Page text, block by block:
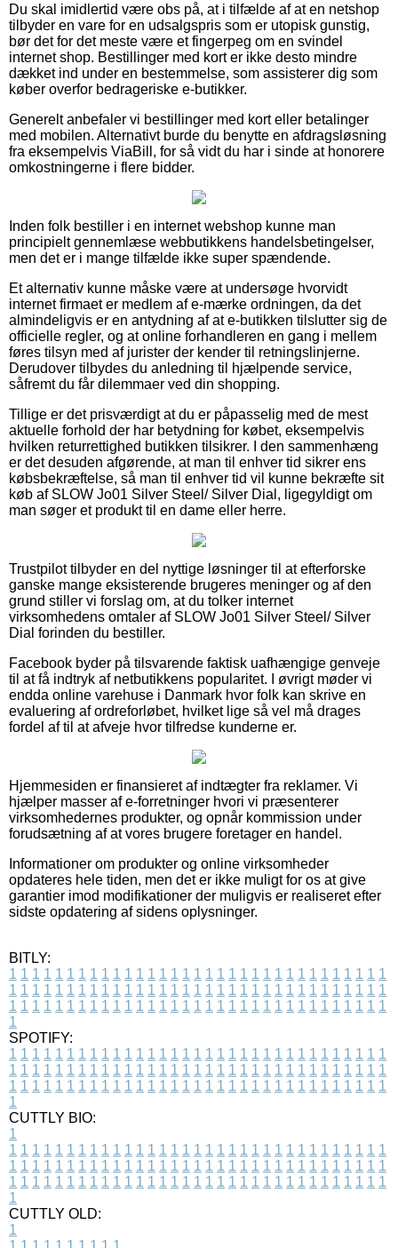
Du skal imidlertid være obs på, at i tilfælde af at en netshop
tilbyder en vare for en udsalgspris som er utopisk gunstig,
bør det for det meste være et fingerpeg om en svindel
internet shop. Bestillinger med kort er ikke desto mindre
dækket ind under en bestemmelse, som assisterer dig som
køber overfor bedrageriske e-butikker.
Generelt anbefaler vi bestillinger med kort eller betalinger
med mobilen. Alternativt burde du benytte en afdragsløsning
fra eksempelvis ViaBill, for så vidt du har i sinde at honorere
omkostningerne i flere bidder.
Inden folk bestiller i en internet webshop kunne man
principielt gennemlæse webbutikkens handelsbetingelser,
men det er i mange tilfælde ikke super spændende.
Et alternativ kunne måske være at undersøge hvorvidt
internet firmaet er medlem af e-mærke ordningen, da det
almindeligvis er en antydning af at e-butikken tilslutter sig de
officielle regler, og at online forhandleren en gang i mellem
føres tilsyn med af jurister der kender til retningslinjerne.
Derudover tilbydes du anledning til hjælpende service,
såfremt du får dilemmaer ved din shopping.
Tillige er det prisværdigt at du er påpasselig med de mest
aktuelle forhold der har betydning for købet, eksempelvis
hvilken returrettighed butikken tilsikrer. I den sammenhæng
er det desuden afgørende, at man til enhver tid sikrer ens
købsbekræftelse, så man til enhver tid vil kunne bekræfte sit
køb af SLOW Jo01 Silver Steel/ Silver Dial, ligegyldigt om
man søger et produkt til en dame eller herre.
Trustpilot tilbyder en del nyttige løsninger til at efterforske
ganske mange eksisterende brugeres meninger og af den
grund stiller vi forslag om, at du tolker internet
virksomhedens omtaler af SLOW Jo01 Silver Steel/ Silver
Dial forinden du bestiller.
Facebook byder på tilsvarende faktisk uafhængige genveje
til at få indtryk af netbutikkens popularitet. I øvrigt møder vi
endda online varehuse i Danmark hvor folk kan skrive en
evaluering af ordreforløbet, hvilket lige så vel må drages
fordel af til at afveje hvor tilfredse kunderne er.
Hjemmesiden er finansieret af indtægter fra reklamer. Vi
hjælper masser af e-forretninger hvori vi præsenterer
virksomhedernes produkter, og opnår kommission under
forudsætning af at vores brugere foretager en handel.
Informationer om produkter og online virksomheder
opdateres hele tiden, men det er ikke muligt for os at give
garantier imod modifikationer der muligvis er realiseret efter
sidste opdatering af sidens oplysninger.
BITLY:
1 1 1 1 1 1 1 1 1 1 1 1 1 1 1 1 1 1 1 1 1 1 1 1 1 1 1 1 1 1 1 1 1
1 1 1 1 1 1 1 1 1 1 1 1 1 1 1 1 1 1 1 1 1 1 1 1 1 1 1 1 1 1 1 1 1
1 1 1 1 1 1 1 1 1 1 1 1 1 1 1 1 1 1 1 1 1 1 1 1 1 1 1 1 1 1 1 1 1
1
SPOTIFY:
1 1 1 1 1 1 1 1 1 1 1 1 1 1 1 1 1 1 1 1 1 1 1 1 1 1 1 1 1 1 1 1 1
1 1 1 1 1 1 1 1 1 1 1 1 1 1 1 1 1 1 1 1 1 1 1 1 1 1 1 1 1 1 1 1 1
1 1 1 1 1 1 1 1 1 1 1 1 1 1 1 1 1 1 1 1 1 1 1 1 1 1 1 1 1 1 1 1 1
1
CUTTLY BIO:
1
1 1 1 1 1 1 1 1 1 1 1 1 1 1 1 1 1 1 1 1 1 1 1 1 1 1 1 1 1 1 1 1 1
1 1 1 1 1 1 1 1 1 1 1 1 1 1 1 1 1 1 1 1 1 1 1 1 1 1 1 1 1 1 1 1 1
1 1 1 1 1 1 1 1 1 1 1 1 1 1 1 1 1 1 1 1 1 1 1 1 1 1 1 1 1 1 1 1 1
1
CUTTLY OLD:
1